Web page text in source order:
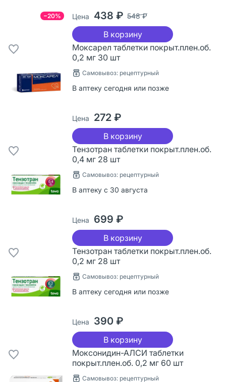
−20% Цена 438 ₽ 548 ₽
В корзину
Моксарел таблетки покрыт.плен.об.
0,2 мг 30 шт
Самовывоз: рецептурный
В аптеку сегодня или позже
Цена 272 ₽
В корзину
Тензотран таблетки покрыт.плен.об.
0,4 мг 28 шт
Самовывоз: рецептурный
В аптеку с 30 августа
Цена 699 ₽
В корзину
Тензотран таблетки покрыт.плен.об.
0,2 мг 28 шт
Самовывоз: рецептурный
В аптеку сегодня или позже
Цена 390 ₽
В корзину
Моксонидин-АЛСИ таблетки
покрыт.плен.об. 0,2 мг 60 шт
Самовывоз: рецептурный